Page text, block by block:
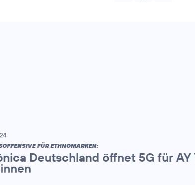
FÜR ETHNOMARKEN:
Deutschland öffnet 5G für